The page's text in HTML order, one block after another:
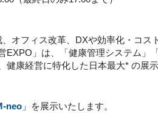
オフィス改革、DXや効率化・コ
EXPO」は、「健康管理システム
健康経営に特化した日本最大* の展
neo 」を展示いたします。